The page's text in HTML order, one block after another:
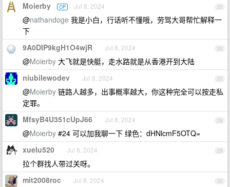
25
Moierby OP Jul 8, 2024
@nathandoge 我是小白，行话听不懂哦，劳驾大哥帮忙解释一
下
26
9A0DIP9kgH1O4wjR Jul 8, 2024
@Moierby 大飞就是快艇，走水路就是从香港开到大陆
27
niubilewodev Jul 8, 2024
@Moierby 链路人越多，出事概率越大，你这种完全可以按走私
定罪。
28
MfsyB4U351cUpJ66 Jul 8, 2024
@Moierby #24 可以加我聊一下 绿色：dHNlcmF5OTQ=
29
xuelu520 Jul 8, 2024
拉个群找人带过关呀。
30
mit2008roc Jul 8, 2024